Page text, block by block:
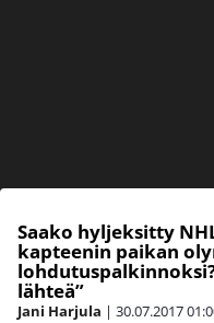
Saako hyljeksitty
kapteenin paikan
lähteä”
Jani Harjula | 30.07.2017